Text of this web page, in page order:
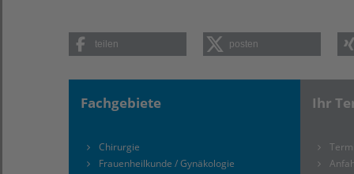
teilen posten
Fachgebiete
Chirurgie
Frauenheilkunde / Gynäkologie
Ihr